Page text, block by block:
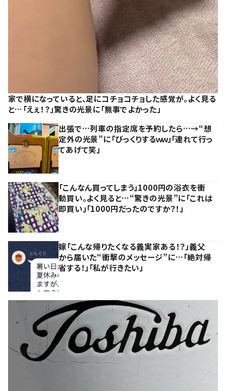
家で横になっていると、足にコチョコチョした感覚が。よく見る
と…「えぇ！？」驚きの光景に「無事でよかった」
出張で…列車の指定席を予約したら…→“想
定外の光景”に「びっくりするｗｗ」「連れて行っ
てあげて笑」
「こんなん買ってしまう」1000円の浴衣を衝
動買い。よく見ると…“驚きの光景”に「これは
即買い」「1000円だったのですか？！」
嫁「こんな帰りたくなる義実家ある！？」義父
から届いた“衝撃のメッセージ”に…「絶対帰
省する！」「私が行きたい」